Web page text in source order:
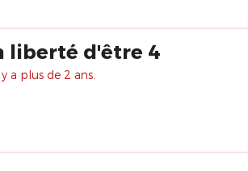
liberté d'être 4
a plus de 2 ans.